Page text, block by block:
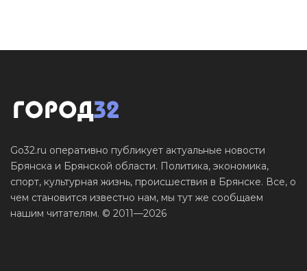
Go32.ru оперативно публикует актуальные новости
Брянска и Брянской области. Политика, экономика,
спорт, культурная жизнь, происшествия в Брянске. Все, о
чем становится известно нам, мы тут же сообщаем
нашим читателям. © 2011—2026